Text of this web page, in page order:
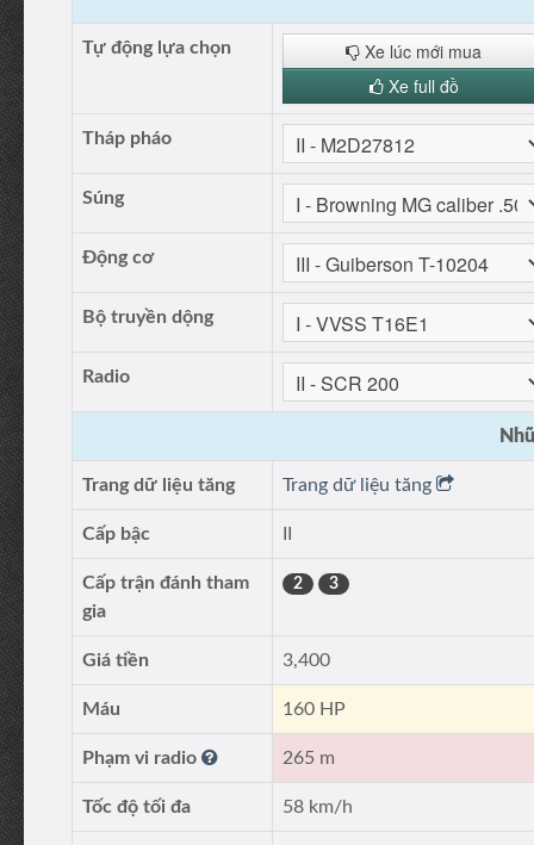
Tự động lựa chọn
Xe lúc mới mua
Xe full đồ
Tháp pháo
Súng
Động cơ
Bộ truyền dộng
Radio
Trang dữ liệu tăng Trang dữ liệu tăng
Cấp bậc
Cấp trận đánh tham
gia
2 3
Giá tiền 3,400
Máu 160 HP
Phạm vi radio 265 m
Tốc độ tối đa 58 km/h